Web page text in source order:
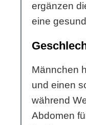
ergänzen
eine
Männchen
und einen
während
Abdomen